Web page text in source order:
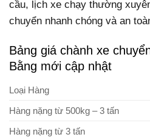
cầu, lịch xe chạy thường
chuyển nhanh chóng và an
Bảng giá chành xe
Bằng mới cập nhật
Loại Hàng
Hàng nặng từ 500kg – 3 tấn
Hàng nặng từ 3 tấn